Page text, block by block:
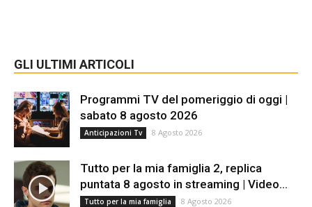
GLI ULTIMI ARTICOLI
Programmi TV del pomeriggio di oggi |
sabato 8 agosto 2026
Anticipazioni Tv 8 Agosto 2026
Tutto per la mia famiglia 2, replica
puntata 8 agosto in streaming | Video...
Tutto per la mia famiglia 8 Agosto 2026